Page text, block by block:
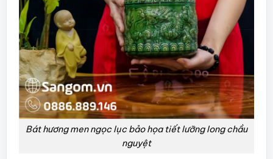
Bát hương men ngọc lục bảo họa tiết lưỡng long chầu
nguyệt